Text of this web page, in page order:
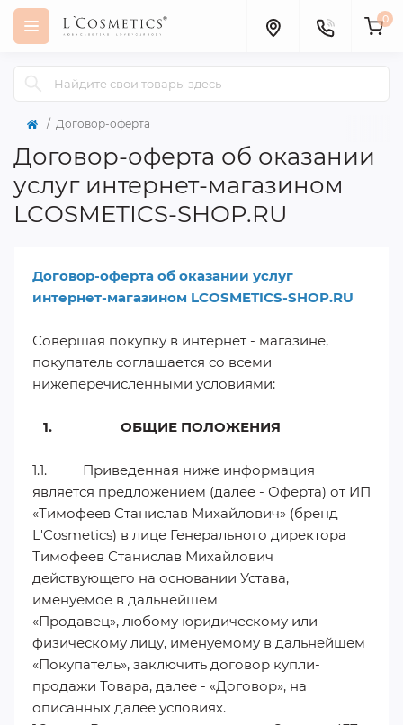
0
Договор-оферта
Договор-оферта об оказании
услуг интернет-магазином
LCOSMETICS-SHOP.RU
Договор-оферта об оказании услуг
интернет-магазином LCOSMETICS-SHOP.RU
Совершая покупку в интернет - магазине,
покупатель соглашается со всеми
нижеперечисленными условиями:
1. ОБЩИЕ ПОЛОЖЕНИЯ
1.1. Приведенная ниже информация
является предложением (далее - Оферта) от ИП
«Тимофеев Станислав Михайлович» (бренд
L'Cosmetics) в лице Генерального директора
Тимофеев Станислав Михайлович
действующего на основании Устава,
именуемое в дальнейшем
«Продавец», любому юридическому или
физическому лицу, именуемому в дальнейшем
«Покупатель», заключить договор купли-
продажи Товара, далее - «Договор», на
описанных далее условиях.